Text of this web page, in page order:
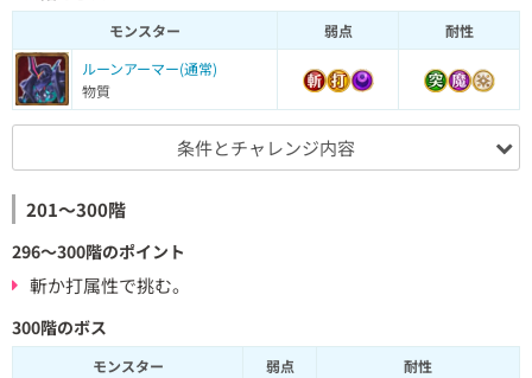
モンスター 弱点
耐性
ルーンアーマー(通常)
物質
条件とチャレンジ内容
201～300階
296～300階のポイント
斬か打属性で挑む。
300階のボス
モンスター 弱点
耐性